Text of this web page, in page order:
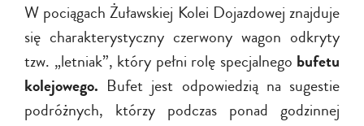
W pociągach Żuławskiej Kolei Dojazdowej znajduje
się charakterystyczny czerwony wagon odkryty
tzw. „letniak”, który pełni rolę specjalnego bufetu
kolejowego. Bufet jest odpowiedzią na sugestie
podróżnych, którzy podczas ponad godzinnej